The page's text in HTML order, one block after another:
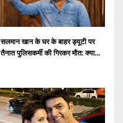
सलमान खान के घर के बाहर ड्यूटी पर
तैनात पुलिसकर्मी की गिरकर मौत: क्या...